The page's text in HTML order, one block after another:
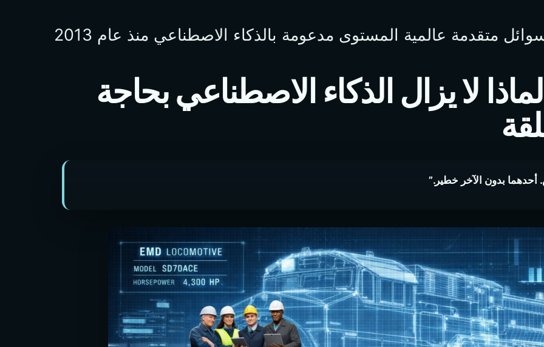
متقدمة عالمية المستوى مدعومة بالذكاء الاصطناعي منذ عام 2013
لا يزال الذكاء الاصطناعي بحاجة
أحدهما بدون الآخر خطير.”